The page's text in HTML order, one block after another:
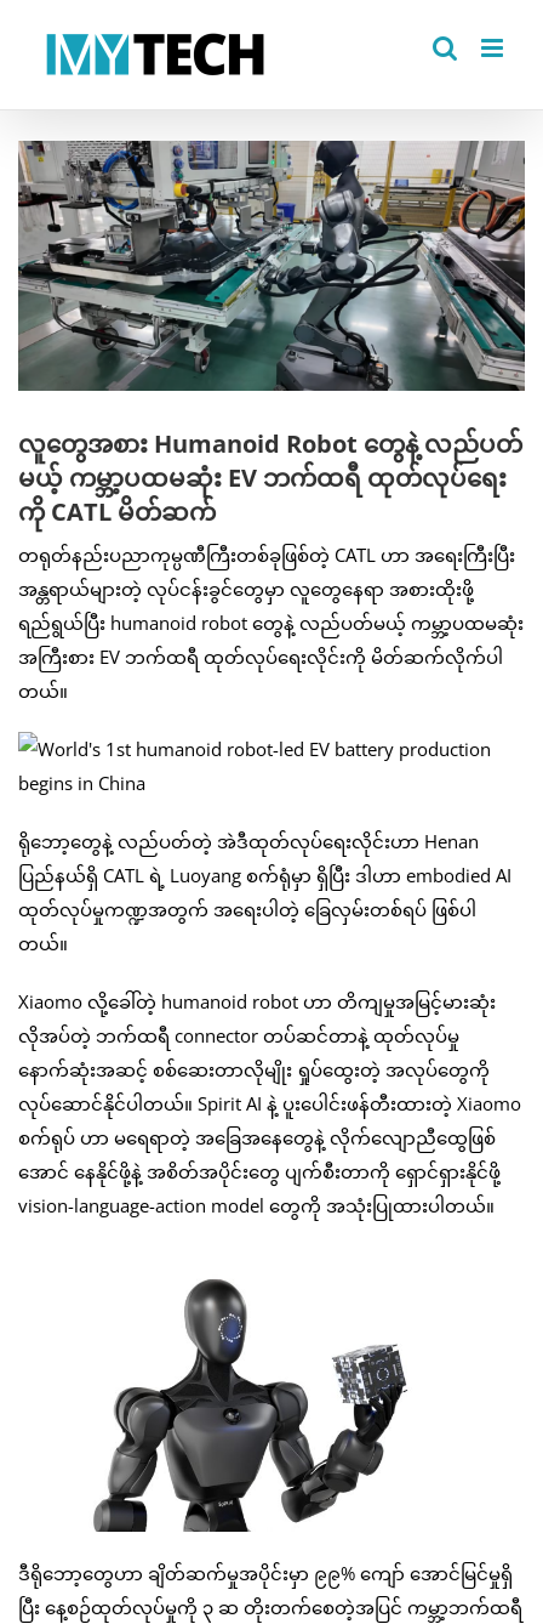
View
Larger
Image
လူတွေအစား Humanoid Robot တွေနဲ့ လည်ပတ်
မယ့် ကမ္ဘာ့ပထမဆုံး EV ဘက်ထရီ ထုတ်လုပ်ရေး
ကို CATL မိတ်ဆက်
တရုတ်နည်းပညာကုမ္ပဏီကြီးတစ်ခုဖြစ်တဲ့ CATL ဟာ အရေးကြီးပြီး
အန္တရာယ်များတဲ့ လုပ်ငန်းခွင်တွေမှာ လူတွေနေရာ အစားထိုးဖို့
ရည်ရွယ်ပြီး humanoid robot တွေနဲ့ လည်ပတ်မယ့် ကမ္ဘာ့ပထမဆုံး
အကြီးစား EV ဘက်ထရီ ထုတ်လုပ်ရေးလိုင်းကို မိတ်ဆက်လိုက်ပါ
တယ်။
ရိုဘော့တွေနဲ့ လည်ပတ်တဲ့ အဲဒီထုတ်လုပ်ရေးလိုင်းဟာ Henan
ပြည်နယ်ရှိ CATL ရဲ့ Luoyang စက်ရုံမှာ ရှိပြီး ဒါဟာ embodied AI
ထုတ်လုပ်မှုကဏ္ဍအတွက် အရေးပါတဲ့ ခြေလှမ်းတစ်ရပ် ဖြစ်ပါ
တယ်။
Xiaomo လို့ခေါ်တဲ့ humanoid robot ဟာ တိကျမှုအမြင့်မားဆုံး
လိုအပ်တဲ့ ဘက်ထရီ connector တပ်ဆင်တာနဲ့ ထုတ်လုပ်မှု
နောက်ဆုံးအဆင့် စစ်ဆေးတာလိုမျိုး ရှုပ်ထွေးတဲ့ အလုပ်တွေကို
လုပ်ဆောင်နိုင်ပါတယ်။ Spirit AI နဲ့ ပူးပေါင်းဖန်တီးထားတဲ့ Xiaomo
စက်ရုပ် ဟာ မရေရာတဲ့ အခြေအနေတွေနဲ့ လိုက်လျောညီထွေဖြစ်
အောင် နေနိုင်ဖို့နဲ့ အစိတ်အပိုင်းတွေ ပျက်စီးတာကို ရှောင်ရှားနိုင်ဖို့
vision-language-action model တွေကို အသုံးပြုထားပါတယ်။
ဒီရိုဘော့တွေဟာ ချိတ်ဆက်မှုအပိုင်းမှာ ၉၉% ကျော် အောင်မြင်မှုရှိ
ပြီး နေ့စဉ်ထုတ်လုပ်မှုကို ၃ ဆ တိုးတက်စေတဲ့အပြင် ကမ္ဘာ့ဘက်ထရီ